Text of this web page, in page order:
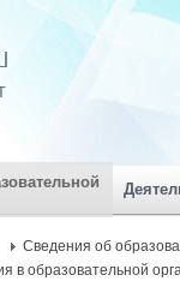
Сведения об
в образовательной